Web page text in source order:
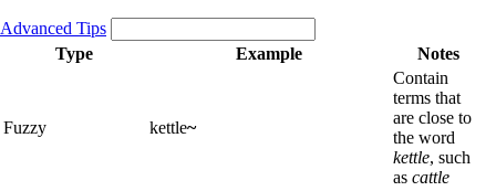
Advanced Tips
Type
Example Notes
Fuzzy kettle~
Contain
terms that
are close to
the word
kettle, such
as cattle